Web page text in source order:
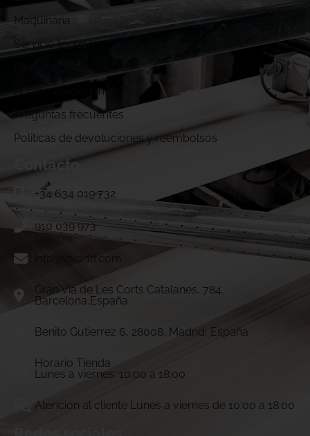
Maquinaria
Servicio técnico
¿Cómo funcionamos?
Preguntas frecuentes
Politicas de devoluciones y reembolsos
Contacto
+34 634 019 732
910 039 973
info@vivadtf.com
Gran Vía de Les Corts Catalanes, 784.
Barcelona,España
Benito Gutierrez 6, 28008, Madrid, España
Horario Tienda
Lunes a viernes: 10:00 a 18:00
Atención al cliente Lunes a viernes de 10:00 a 18:00